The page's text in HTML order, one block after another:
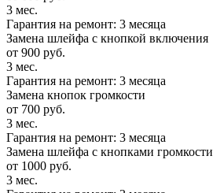
3 мес.
Гарантия на ремонт: 3 месяца
Замена шлейфа с кнопкой включения
от 900 руб.
3 мес.
Гарантия на ремонт: 3 месяца
Замена кнопок громкости
от 700 руб.
3 мес.
Гарантия на ремонт: 3 месяца
Замена шлейфа с кнопками громкости
от 1000 руб.
3 мес.